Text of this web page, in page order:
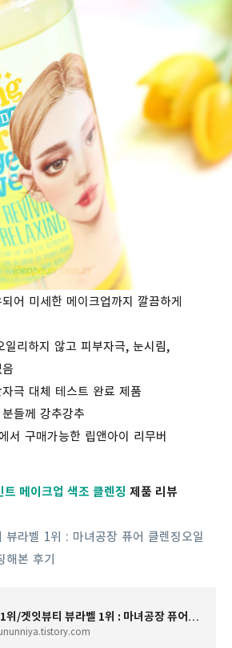
어 미세한 메이크업까지 깔끔하게
일리하지 않고 피부자극, 눈시림,
극 대체 테스트 완료 제품
들께 강추강추
서 구매가능한 립앤아이 리무버
트 메이크업 색조 클렌징 제품 리뷰
뷰라벨 1위 : 마녀공장 퓨어 클렌징오일
해본 후기
화해 1위/겟잇뷰티 뷰라벨 1위 : 마녀공장 퓨어 클렌징오일 색조 화장품 클렌징해본 후기